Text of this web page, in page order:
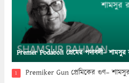
Premer Podaboli প্রেমের পদাবলী–
1 Premiker Gun প্রেমিকের গুণ–